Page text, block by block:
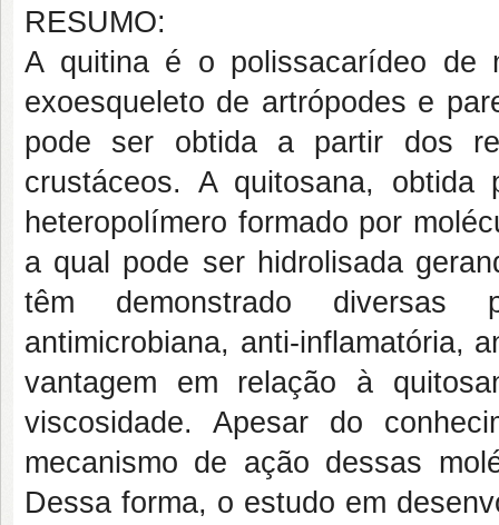
RESUMO:
A quitina é o polissacarídeo de
exoesqueleto de artrópodes e
pode ser obtida a partir dos
crustáceos. A quitosana,
heteropolímero formado por
a qual pode ser hidrolisada
têm demonstrado diversas
antimicrobiana, anti-inflamatória,
vantagem em relação à
viscosidade. Apesar do
mecanismo de ação dessas
Dessa forma, o estudo em